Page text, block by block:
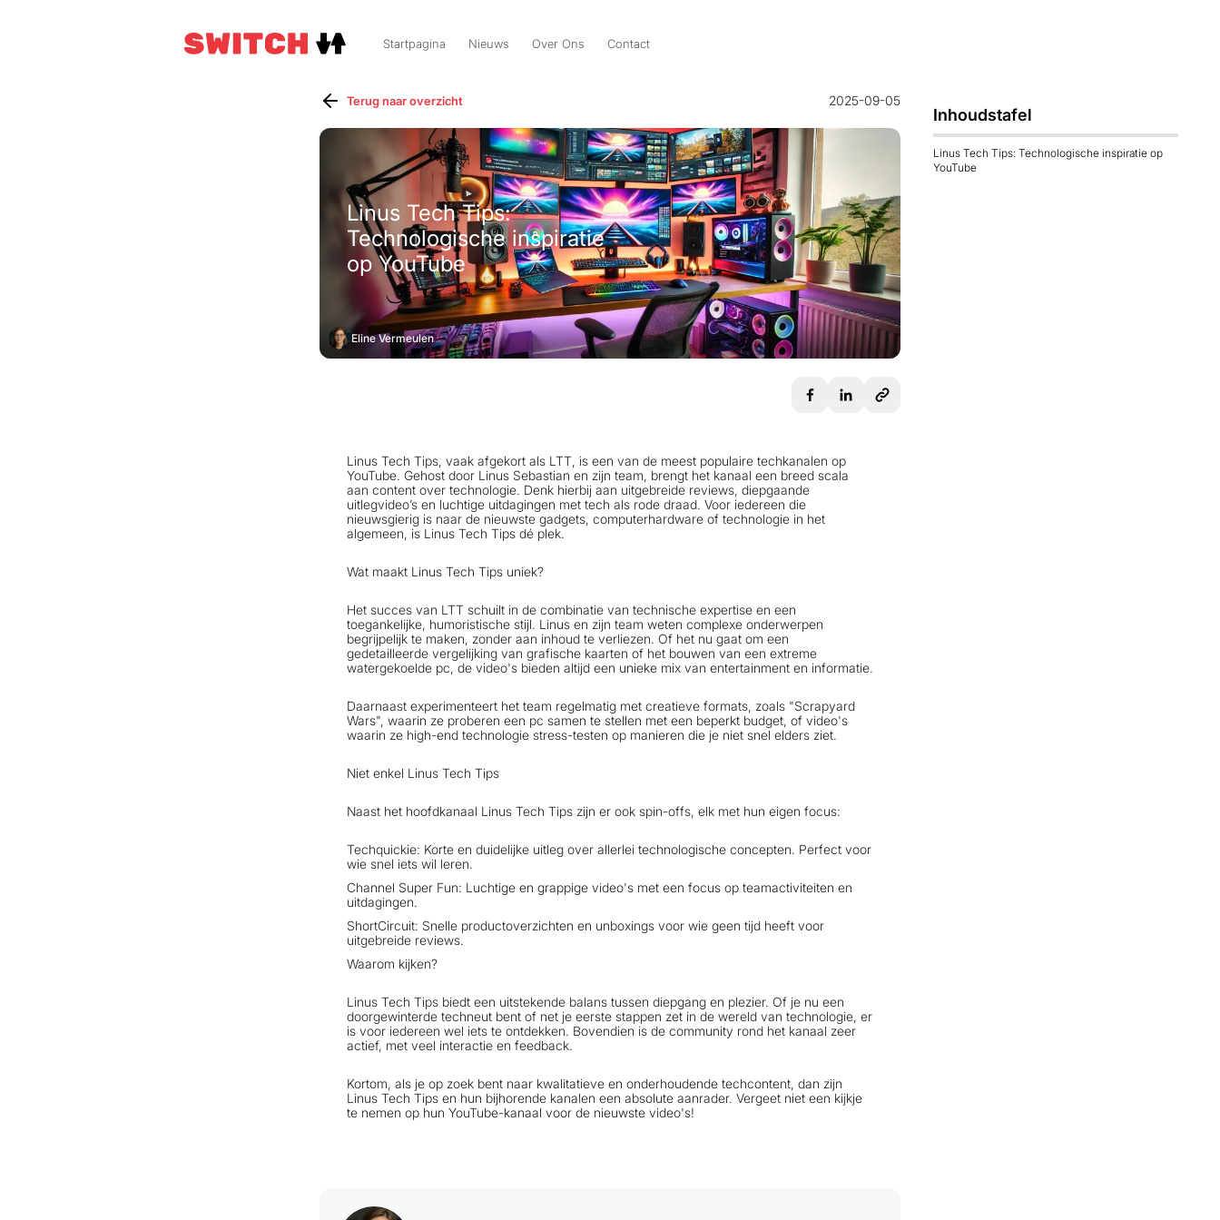
Startpagina Nieuws Over Ons Contact
Terug naar overzicht 2025-09-05
Linus Tech Tips:
Technologische inspiratie
op YouTube
Eline Vermeulen
Linus Tech Tips, vaak afgekort als LTT, is een van de meest populaire techkanalen op
YouTube. Gehost door Linus Sebastian en zijn team, brengt het kanaal een breed scala
aan content over technologie. Denk hierbij aan uitgebreide reviews, diepgaande
uitlegvideo’s en luchtige uitdagingen met tech als rode draad. Voor iedereen die
nieuwsgierig is naar de nieuwste gadgets, computerhardware of technologie in het
algemeen, is Linus Tech Tips dé plek.
Wat maakt Linus Tech Tips uniek?
Het succes van LTT schuilt in de combinatie van technische expertise en een
toegankelijke, humoristische stijl. Linus en zijn team weten complexe onderwerpen
begrijpelijk te maken, zonder aan inhoud te verliezen. Of het nu gaat om een
gedetailleerde vergelijking van grafische kaarten of het bouwen van een extreme
watergekoelde pc, de video's bieden altijd een unieke mix van entertainment en informatie.
Daarnaast experimenteert het team regelmatig met creatieve formats, zoals "Scrapyard
Wars", waarin ze proberen een pc samen te stellen met een beperkt budget, of video's
waarin ze high-end technologie stress-testen op manieren die je niet snel elders ziet.
Niet enkel Linus Tech Tips
Naast het hoofdkanaal Linus Tech Tips zijn er ook spin-offs, elk met hun eigen focus:
Techquickie: Korte en duidelijke uitleg over allerlei technologische concepten. Perfect voor
wie snel iets wil leren.
Channel Super Fun: Luchtige en grappige video's met een focus op teamactiviteiten en
uitdagingen.
ShortCircuit: Snelle productoverzichten en unboxings voor wie geen tijd heeft voor
uitgebreide reviews.
Waarom kijken?
Linus Tech Tips biedt een uitstekende balans tussen diepgang en plezier. Of je nu een
doorgewinterde techneut bent of net je eerste stappen zet in de wereld van technologie, er
is voor iedereen wel iets te ontdekken. Bovendien is de community rond het kanaal zeer
actief, met veel interactie en feedback.
Kortom, als je op zoek bent naar kwalitatieve en onderhoudende techcontent, dan zijn
Linus Tech Tips en hun bijhorende kanalen een absolute aanrader. Vergeet niet een kijkje
te nemen op hun YouTube-kanaal voor de nieuwste video's!
Inhoudstafel
Linus Tech Tips: Technologische inspiratie op
YouTube